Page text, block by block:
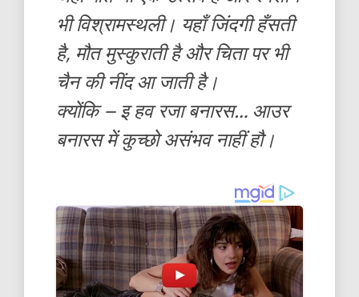
भी विश्रामस्थली। यहाँ जिंदगी हँसती
है, मौत मुस्कुराती है और चिता पर भी
चैन की नींद आ जाती है।
क्योंकि – इ हव रजा बनारस… आउर
बनारस में कुच्छो असंभव नाहीं हौ।